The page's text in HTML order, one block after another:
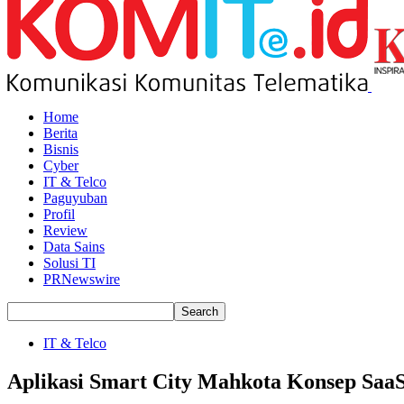
Home
Berita
Bisnis
Cyber
IT & Telco
Paguyuban
Profil
Review
Data Sains
Solusi TI
PRNewswire
IT & Telco
Aplikasi Smart City Mahkota Konsep